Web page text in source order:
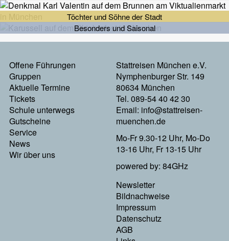
Töchter und Söhne der Stadt
Besonders und Saisonal
Footermenu
Links
Offene Führungen
Gruppen
Aktuelle Termine
Tickets
Schule unterwegs
Gutscheine
Service
News
Wir über uns
Stattreisen München e.V.
Nymphenburger Str. 149
80634 München
Tel. 089-54 40 42 30
Email: info@stattreisen-
muenchen.de
Mo-Fr 9.30-12 Uhr, Mo-Do
13-16 Uhr, Fr 13-15 Uhr
powered by: 84GHz
Footer
Menu
Newsletter
Bildnachweise
Impressum
Datenschutz
AGB